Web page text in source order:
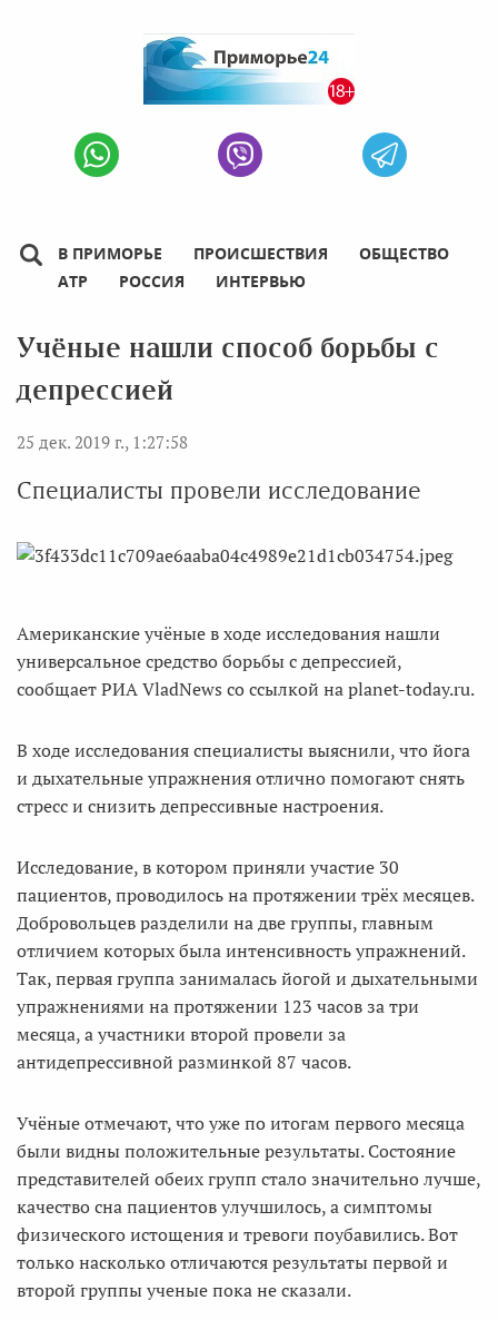
В ПРИМОРЬЕ ПРОИСШЕСТВИЯ
ОБЩЕСТВО
АТР
РОССИЯ ИНТЕРВЬЮ
Учёные нашли способ борьбы с
депрессией
25 дек. 2019 г., 1:27:58
Специалисты провели исследование
Американские учёные в ходе исследования нашли
универсальное средство борьбы с депрессией,
сообщает РИА VladNews со ссылкой на planet-today.ru.
В ходе исследования специалисты выяснили, что йога
и дыхательные упражнения отлично помогают снять
стресс и снизить депрессивные настроения.
Исследование, в котором приняли участие 30
пациентов, проводилось на протяжении трёх месяцев.
Добровольцев разделили на две группы, главным
отличием которых была интенсивность упражнений.
Так, первая группа занималась йогой и дыхательными
упражнениями на протяжении 123 часов за три
месяца, а участники второй провели за
антидепрессивной разминкой 87 часов.
Учёные отмечают, что уже по итогам первого месяца
были видны положительные результаты. Состояние
представителей обеих групп стало значительно лучше,
качество сна пациентов улучшилось, а симптомы
физического истощения и тревоги поубавились. Вот
только насколько отличаются результаты первой и
второй группы ученые пока не сказали.